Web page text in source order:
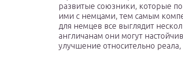
развитые союзники, которые по
ими с немцами, тем самым
для немцев все выглядит
англичанам они могут
улучшение относительно